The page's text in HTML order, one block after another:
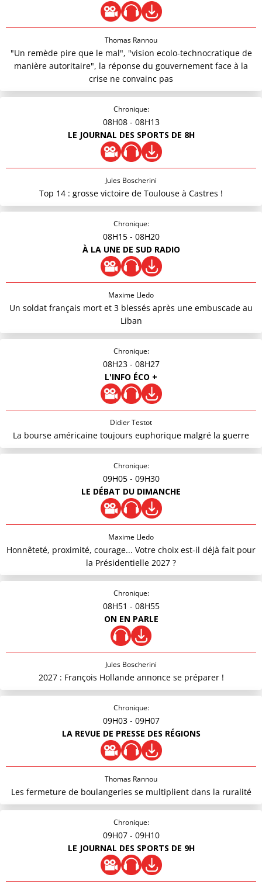
Thomas Rannou
"Un remède pire que le mal", "vision ecolo-technocratique de
manière autoritaire", la réponse du gouvernement face à la
crise ne convainc pas
Chronique:
08H08 - 08H13
LE JOURNAL DES SPORTS DE 8H
Jules Boscherini
Top 14 : grosse victoire de Toulouse à Castres !
Chronique:
08H15 - 08H20
À LA UNE DE SUD RADIO
Maxime Lledo
Un soldat français mort et 3 blessés après une embuscade au
Liban
Chronique:
08H23 - 08H27
L'INFO ÉCO +
Didier Testot
La bourse américaine toujours euphorique malgré la guerre
Chronique:
09H05 - 09H30
LE DÉBAT DU DIMANCHE
Maxime Lledo
Honnêteté, proximité, courage... Votre choix est-il déjà fait pour
la Présidentielle 2027 ?
Chronique:
08H51 - 08H55
ON EN PARLE
Jules Boscherini
2027 : François Hollande annonce se préparer !
Chronique:
09H03 - 09H07
LA REVUE DE PRESSE DES RÉGIONS
Thomas Rannou
Les fermeture de boulangeries se multiplient dans la ruralité
Chronique:
09H07 - 09H10
LE JOURNAL DES SPORTS DE 9H